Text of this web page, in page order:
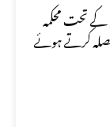
کے تحت محکمہ
کرتے ہوئے